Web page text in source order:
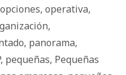
opciones, operativa,
,
, panorama,
, pequeñas, Pequeñas